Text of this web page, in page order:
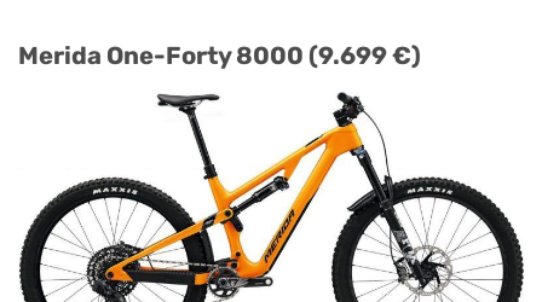
Merida One-Forty 8000 (9.699 €)